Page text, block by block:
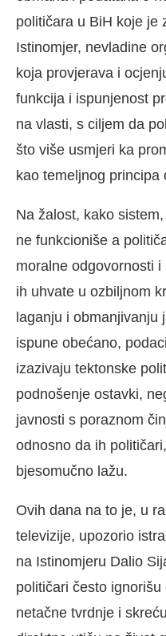
političara u BiH koje je
Istinomjer, nevladine
koja provjerava i
funkcija i ispunjenost
na vlasti, s ciljem da
što više usmjeri ka
kao temeljnog principa
Na žalost, kako
ne funkcioniše a
moralne odgovornosti
ih uhvate u ozbiljnom
laganju i obmanjivanju
ispune obećano,
izazivaju tektonske
podnošenje ostavki,
javnosti s poraznom
odnosno da ih
bjesomučno lažu.
Ovih dana na to je, u
televizije, upozorio
na Istinomjeru Dalio
političari često
netačne tvrdnje i